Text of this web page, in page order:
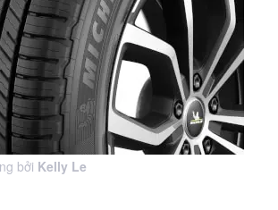
giá lốp Michelin Primacy SUV: Đáng
không?
bởi Kelly Le